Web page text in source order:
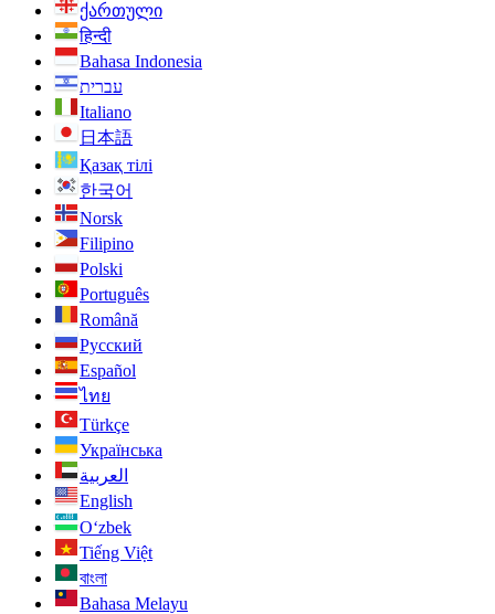
ქართული
हिन्दी
Bahasa Indonesia
עברית
Italiano
日本語
Қазақ тілі
한국어
Norsk
Filipino
Polski
Português
Română
Русский
Español
ไทย
Türkçe
Українська
العربية
English
O‘zbek
Tiếng Việt
বাংলা
Bahasa Melayu